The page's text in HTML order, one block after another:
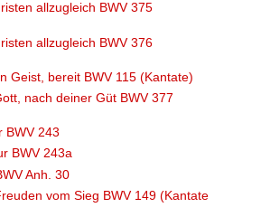
allzugleich BWV 375
allzugleich BWV 376
Geist, bereit BWV 115 (Kantate)
nach deiner Güt BWV 377
BWV 243
BWV 243a
Anh. 30
vom Sieg BWV 149 (Kantate